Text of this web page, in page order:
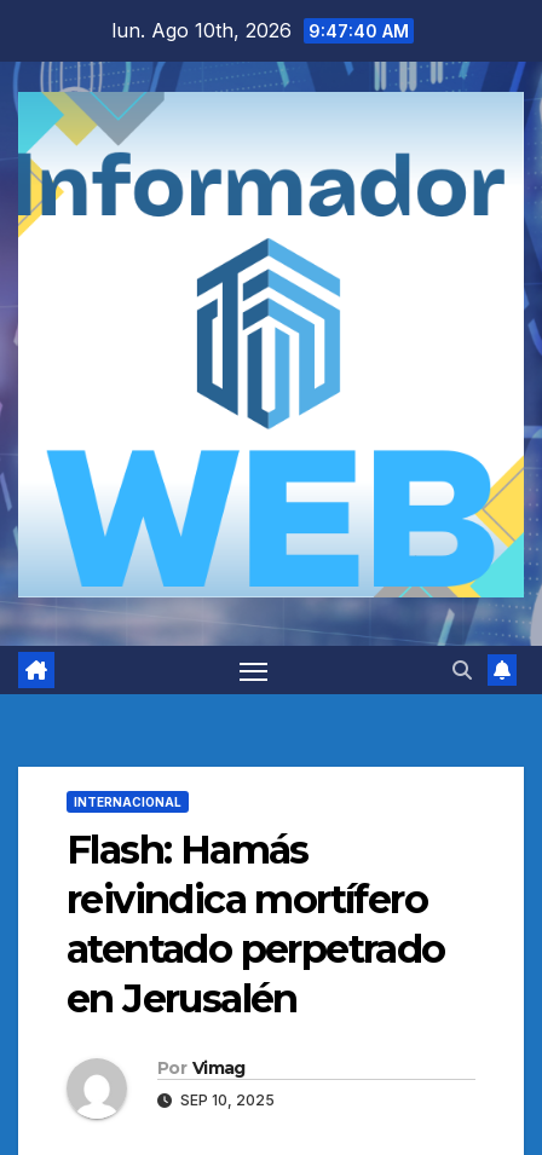
contenido
lun. Ago 10th, 2026 9:47:41 AM
INTERNACIONAL
Flash: Hamás
reivindica mortífero
atentado perpetrado
en Jerusalén
Por Vimag
SEP 10, 2025